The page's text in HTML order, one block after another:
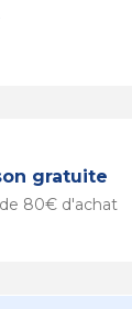
gratuite
80€ d'achat